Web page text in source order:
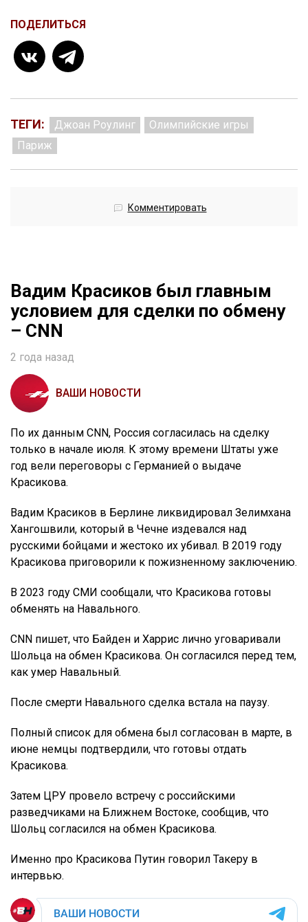
ПОДЕЛИТЬСЯ
ТЕГИ: Джоан Роулинг
Олимпийские игры
Париж
Комментировать
Вадим Красиков был главным
условием для сделки по обмену
– CNN
2 года назад
ВАШИ НОВОСТИ
По их данным CNN, Россия согласилась на сделку
только в начале июля. К этому времени Штаты уже
год вели переговоры с Германией о выдаче
Красикова.
Вадим Красиков в Берлине ликвидировал Зелимхана
Хангошвили, который в Чечне издевался над
русскими бойцами и жестоко их убивал. В 2019 году
Красикова приговорили к пожизненному заключению.
В 2023 году СМИ сообщали, что Красикова готовы
обменять на Навального.
СNN пишет, что Байден и Харрис лично уговаривали
Шольца на обмен Красикова. Он согласился перед тем,
как умер Навальный.
После смерти Навального сделка встала на паузу.
Полный список для обмена был согласован в марте, в
июне немцы подтвердили, что готовы отдать
Красикова.
Затем ЦРУ провело встречу с российскими
разведчиками на Ближнем Востоке, сообщив, что
Шольц согласился на обмен Красикова.
Именно про Красикова Путин говорил Такеру в
интервью.